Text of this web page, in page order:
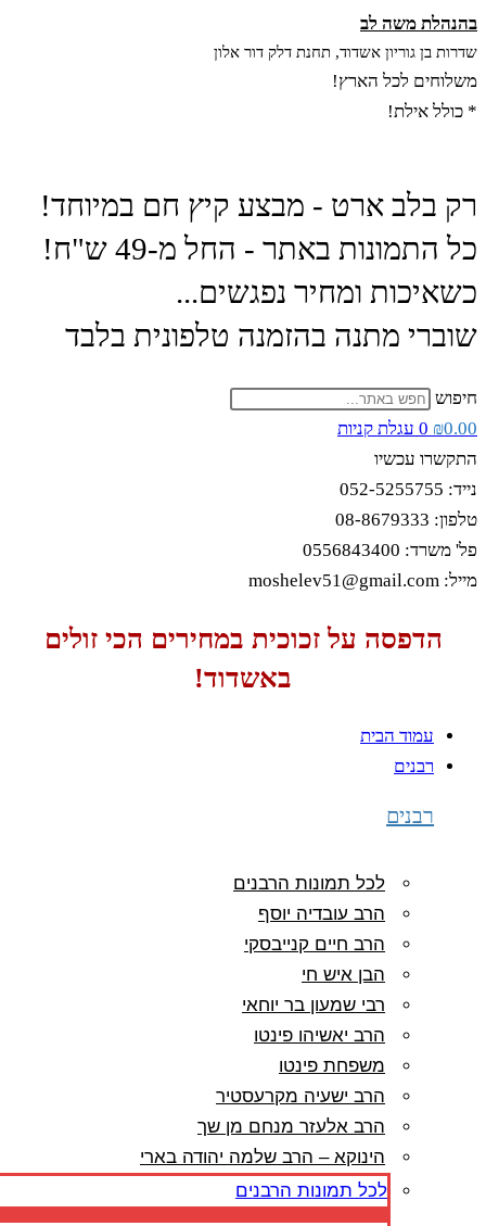
משה לב
גוריון אשדוד, תחנת דלק דור אלון
לכל הארץ!
אילת!
ארט - מבצע קיץ חם במיוחד!
באתר - החל מ-49 ש"ח!
ומחיר נפגשים...
מתנה בהזמנה טלפונית בלבד
0 עגלת קניות
עכשיו
על זכוכית במחירים הכי זולים
באשדוד!
עמוד הבית
רבנים
לכל תמונות הרבנים
הרב עובדיה יוסף
הרב חיים קנייבסקי
הבן איש חי
רבי שמעון בר יוחאי
הרב יאשיהו פינטו
משפחת פינטו
הרב ישעיה מקרעסטיר
הרב אלעזר מנחם מן שך
הינוקא – הרב שלמה יהודה בארי
לכל תמונות הרבנים